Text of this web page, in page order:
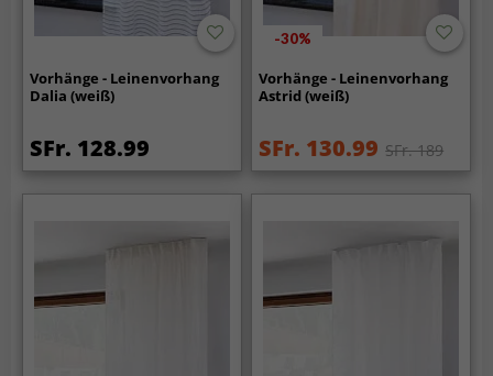
Vorhänge - Leinenvorhang
Dalia (weiß)
SFr. 128.99
-30%
Vorhänge - Leinenvorhang
Astrid (weiß)
SFr. 130.99 SFr. 189